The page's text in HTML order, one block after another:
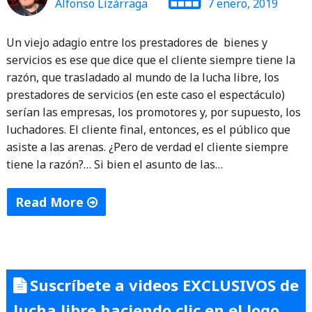
Alfonso Lizárraga 7 enero, 2019
Un viejo adagio entre los prestadores de bienes y
servicios es ese que dice que el cliente siempre tiene la
razón, que trasladado al mundo de la lucha libre, los
prestadores de servicios (en este caso el espectáculo)
serían las empresas, los promotores y, por supuesto, los
luchadores. El cliente final, entonces, es el público que
asiste a las arenas. ¿Pero de verdad el cliente siempre
tiene la razón?… Si bien el asunto de las…
Read More
tiene
la
Suscríbete a videos EXCLUSIVOS de